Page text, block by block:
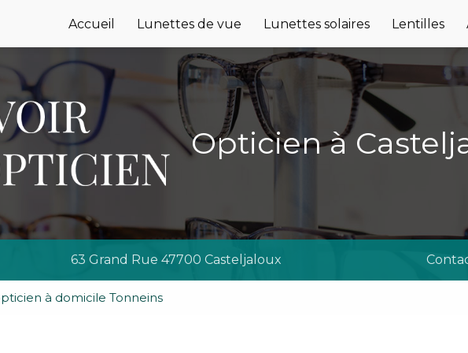
Accueil
Lunettes de vue Lunettes solaires Lentilles
Opticien à
63 Grand Rue 47700 Casteljaloux
à domicile Tonneins